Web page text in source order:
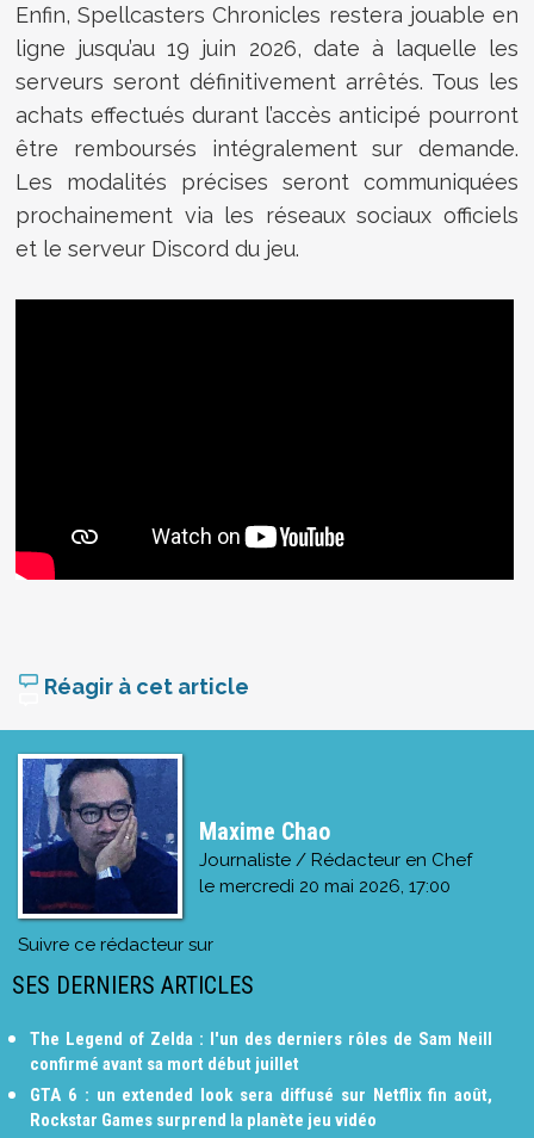
Enfin, Spellcasters Chronicles restera jouable en
ligne jusqu’au 19 juin 2026, date à laquelle les
serveurs seront définitivement arrêtés. Tous les
achats effectués durant l’accès anticipé pourront
être remboursés intégralement sur demande.
Les modalités précises seront communiquées
prochainement via les réseaux sociaux officiels
et le serveur Discord du jeu.
Réagir à cet article
Maxime Chao
Journaliste / Rédacteur en Chef
le mercredi 20 mai 2026, 17:00
Suivre ce rédacteur sur
SES DERNIERS ARTICLES
The Legend of Zelda : l'un des derniers rôles de Sam Neill
confirmé avant sa mort début juillet
GTA 6 : un extended look sera diffusé sur Netflix fin août,
Rockstar Games surprend la planète jeu vidéo